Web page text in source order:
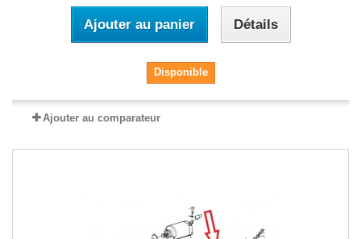
Ajouter au panier Détails
Disponible
Ajouter au comparateur